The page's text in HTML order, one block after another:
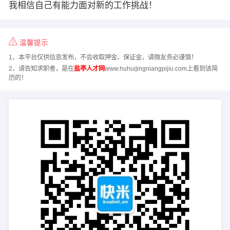
我相信自己有能力面对新的工作挑战！
温馨提示
1、本平台仅供信息发布，不会收取押金、保证金，请微友务必谨慎！
2、请告知求职者，是在盐亭人才网www.huhuijingniangpijiu.com上看到该简
历的！